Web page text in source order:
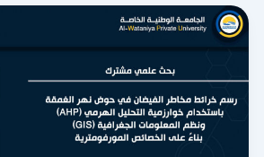
حوض
الكبير
الشمالي،
بحث
علمي
مشترك
رسم
خرائط
مخاطر
الفيضان